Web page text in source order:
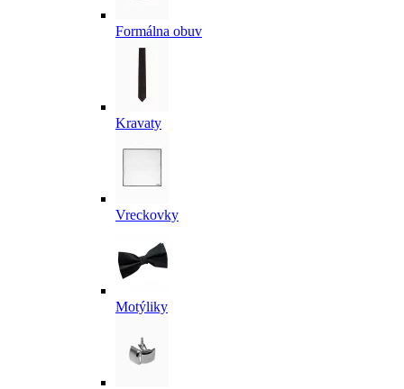
Formálna obuv
Kravaty
Vreckovky
Motýliky